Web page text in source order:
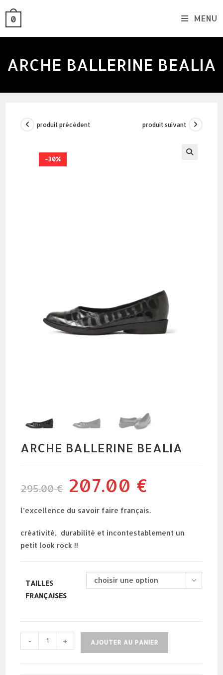
0 MENU
ARCHE BALLERINE BEALIA
-30%
produit précédent produit suivant
ARCHE BALLERINE BEALIA
295.00€
le
prix
initial
295.00 €.
207.00 €
l’excellence du savoir faire français.
créativité, durabilité et incontestablement un
petit look rock !!
TAILLES
FRANÇAISES
choisir une option
quantité
de
- + AJOUTER AU PANIER